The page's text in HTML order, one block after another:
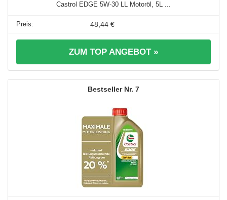
Castrol EDGE 5W-30 LL Motoröl, 5L ...
48,44 €
ZUM TOP ANGEBOT »
7